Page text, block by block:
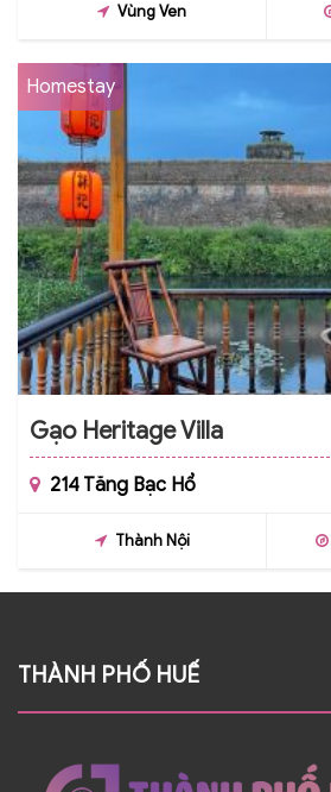
Vùng Ven
Homestay
Gạo Heritage Villa
214 Tăng Bạc Hổ
Thành Nội
THÀNH PHỐ HUẾ